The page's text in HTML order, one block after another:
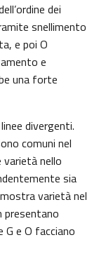
dei
snellimento
e poi O
e
una forte
divergenti.
comuni nel
nello
sia
varietà nel
presentano
e O facciano